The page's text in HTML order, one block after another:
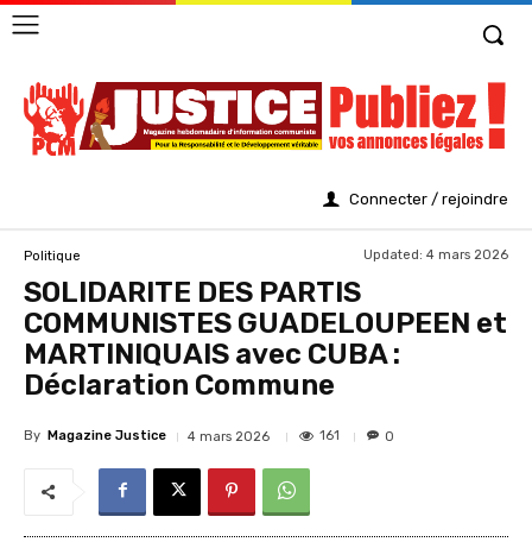
Connecter / rejoindre
Politique Updated: 4 mars 2026
SOLIDARITE DES PARTIS
COMMUNISTES GUADELOUPEEN et
MARTINIQUAIS avec CUBA :
Déclaration Commune
By Magazine Justice 4 mars 2026 161 0